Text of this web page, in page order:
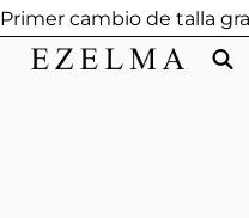
Primer cambio de talla